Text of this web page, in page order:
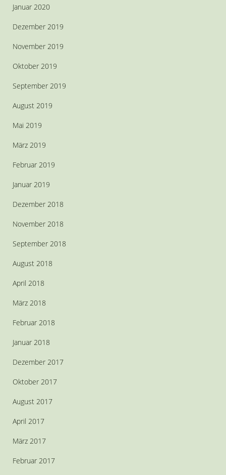
Januar 2020
Dezember 2019
November 2019
Oktober 2019
September 2019
August 2019
Mai 2019
März 2019
Februar 2019
Januar 2019
Dezember 2018
November 2018
September 2018
August 2018
April 2018
März 2018
Februar 2018
Januar 2018
Dezember 2017
Oktober 2017
August 2017
April 2017
März 2017
Februar 2017